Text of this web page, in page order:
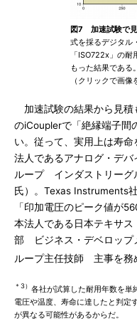
図7 加速試験で
式を採るデジタル
「ISO722x」の
もった結果であ
（クリックで画像
加速試験の結果から見積
のiCouplerで「絶縁端子間
い。従って、実用上は寿
法人であるアナログ・デ
ループ インダストリーグ
氏）。Texas Instruments
「印加電圧のピーク値が
本法人である日本テキサ
部 ビジネス・デベロッ
ループ主任技師 主事を務
＊3） 各社が試算した耐用年数を単
電圧や温度、寿命に達したと判定
が異なる可能性があるからだ。